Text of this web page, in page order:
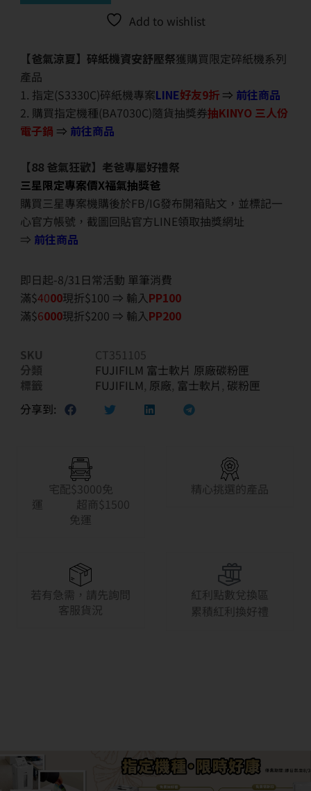
Add to wishlist
【爸氣涼夏】碎紙機資安舒壓祭獲購買限定碎紙機系列
產品
1. 指定(S3330C)碎紙機專案LINE好友9折 ⇒ 前往商品
2. 購買指定機種(BA7030C)隨貨抽獎券抽KINYO 三人份
電子鍋 ⇒ 前往商品
【88 爸氣狂歡】老爸專屬好禮祭
三星限定專案價X福氣抽獎爸
購買三星專案機購後於FB/IG發布開箱貼文，並標記一
心官方帳號，截圖回貼官方LINE領取抽獎網址
⇒ 前往商品
即日起-8/31日常活動 單筆消費
滿$4000現折$100 ⇒ 輸入PP100
滿$6000現折$200 ⇒ 輸入PP200
SKU
CT351105
分類
FUJIFILM 富士軟片 原廠碳粉匣
標籤
FUJIFILM, 原廠, 富士軟片 , 碳粉匣
分享到:
宅配$3000免
運 超商$1500
免運
精心挑選的產品
若有急需，請先詢問
客服貨況
紅利點數兌換區
累積紅利換好禮